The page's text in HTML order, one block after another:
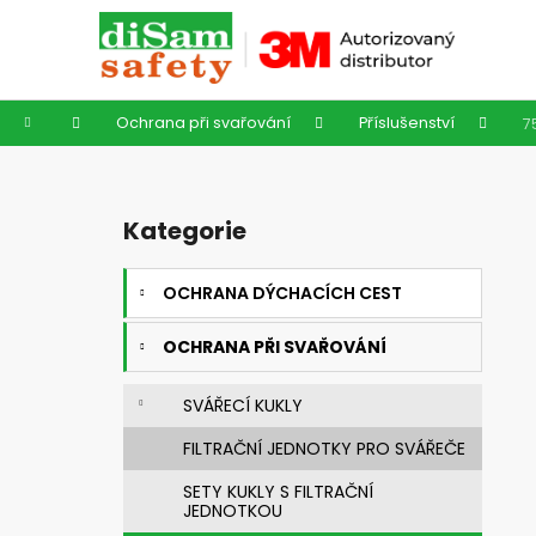
Domů Ochrana při svařování Příslušenství
Přeskočit
kategorie
Kategorie
OCHRANA DÝCHACÍCH CEST
OCHRANA PŘI SVAŘOVÁNÍ
SVÁŘECÍ KUKLY
FILTRAČNÍ JEDNOTKY PRO SVÁŘEČE
SETY KUKLY S FILTRAČNÍ
JEDNOTKOU
í
k
Zpět
do
obchodu
Zpět
do
obchodu